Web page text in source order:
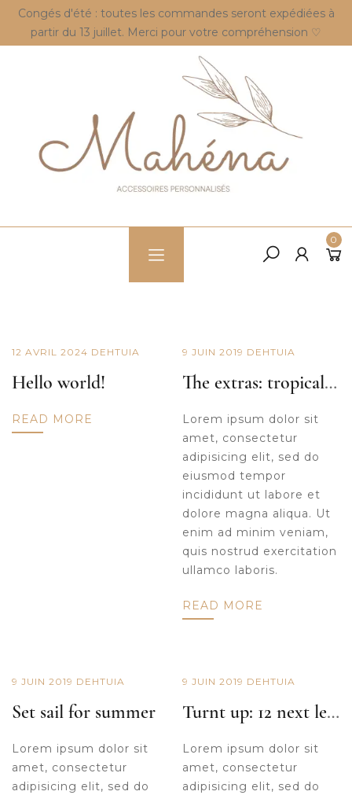
Congés d'été : toutes les commandes seront expédiées à
partir du 13 juillet. Merci pour votre compréhension ♡
0
12 AVRIL 2024 DE HTUIA
Hello world!
READ MORE
9 JUIN 2019 DE HTUIA
The extras: tropical punch
Lorem ipsum dolor sit
amet, consectetur
adipisicing elit, sed do
eiusmod tempor
incididunt ut labore et
dolore magna aliqua. Ut
enim ad minim veniam,
quis nostrud exercitation
ullamco laboris.
READ MORE
9 JUIN 2019 DE HTUIA
Set sail for summer
Lorem ipsum dolor sit
amet, consectetur
adipisicing elit, sed do
9 JUIN 2019 DE HTUIA
Turnt up: 12 next level shoes
Lorem ipsum dolor sit
amet, consectetur
adipisicing elit, sed do